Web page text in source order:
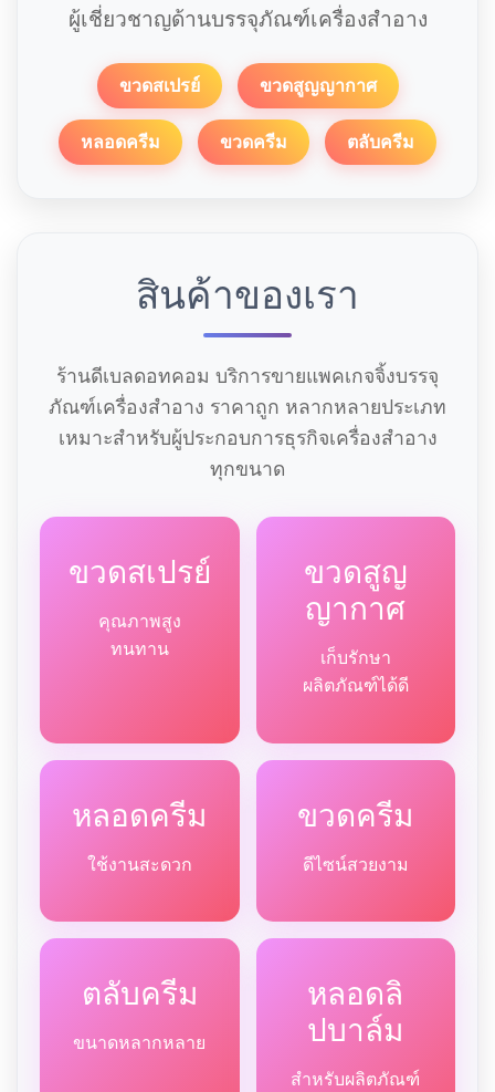
ผู้เชี่ยวชาญด้านบรรจุภัณฑ์เครื่องสำอาง
ขวดสเปรย์ ขวดสูญญากาศ
หลอดครีม ขวดครีม ตลับครีม
สินค้าของเรา
ร้านดีเบลดอทคอม บริการขายแพคเกจจิ้งบรรจุ
ภัณฑ์เครื่องสำอาง ราคาถูก หลากหลายประเภท
เหมาะสำหรับผู้ประกอบการธุรกิจเครื่องสำอาง
ทุกขนาด
ขวดสเปรย์
คุณภาพสูง
ทนทาน
ขวดสูญ
ญากาศ
เก็บรักษา
ผลิตภัณฑ์ได้ดี
หลอดครีม
ใช้งานสะดวก
ขวดครีม
ดีไซน์สวยงาม
ตลับครีม
ขนาดหลากหลาย
หลอดลิ
ปบาล์ม
สำหรับผลิตภัณฑ์